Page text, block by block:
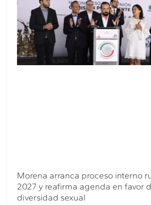
Morena arranca proceso interno
2027 y reafirma agenda en favor
diversidad sexual